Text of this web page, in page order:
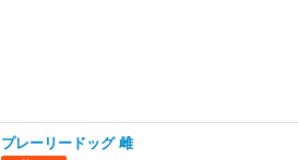
プレーリードッグ 雌